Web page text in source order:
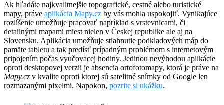
Ak hľadáte najkvalitnejšie topografické, cestné alebo turistické
mapy, práve aplikácia Mapy.cz by vás mohla uspokojiť. Vynikajúce
rozlíšenie umožňuje pracovať napríklad s vrstevnicami, či
detailnými mapami miest nielen v Českej republike ale aj na
Slovensku. Aplikácia umožňuje stiahnutie podkladových máp do
pamäte tabletu a tak predísť prípadným problémom s internetovým
pripojením počas vyučovacej hodiny. Jedinou nevýhodou aplikácie
oproti desktopovej verzii je absencia ortofotomapy, ktorá je práve na
Mapy.cz v kvalite oproti ktorej sú satelitné snímky od Google len
rozmazanými pixelmi. Napokon, pozrite si ukážku.